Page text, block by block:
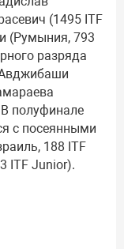
(1495 ITF
(Румыния, 793
разряда
полуфинале
с посеянными
188 ITF
ITF Junior).